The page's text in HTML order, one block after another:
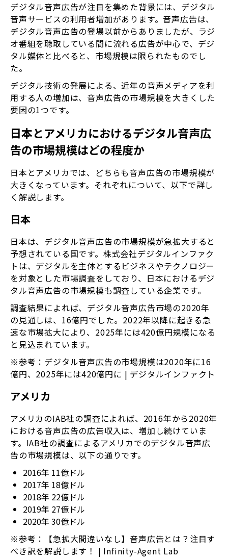
デジタル音声広告が注目を集めた背景には、デジタル
音声サービスの利用者増加があります。音声広告は、
デジタル音声広告の登場以前からありましたが、ラジ
オ番組を聴取している間に流れる広告が中心で、デジ
タル媒体と比べると、市場規模は限られたものでし
た。
デジタル技術の発展による、近年の音声メディアを利
用する人の増加は、音声広告の市場規模を大きくした
要因の1つです。
日本とアメリカにおけるデジタル音声広
告の市場規模はどの程度か
日本とアメリカでは、どちらも音声広告の市場規模が
大きくなっています。それぞれについて、以下で詳し
く解説します。
日本
日本は、デジタル音声広告の市場規模が急拡大すると
予想されている国です。株式会社デジタルインファク
トは、デジタルを主体とするビジネスやテクノロジー
を対象とした市場調査をしており、日本におけるデジ
タル音声広告の市場規模も調査している企業です。
調査結果によれば、デジタル音声広告市場の2020年
の見通しは、16億円でした。2022年以降に起きる急
速な市場拡大により、2025年には420億円規模になる
と見込まれています。
※参考：デジタル音声広告の市場規模は2020年に16
億円、2025年には420億円に | デジタルインファクト
アメリカ
アメリカのIAB社の調査によれば、2016年から2020年
における音声広告の広告収入は、増加し続けていま
す。IAB社の調査によるアメリカでのデジタル音声広
告の市場規模は、以下の通りです。
2016年 11億ドル
2017年 18億ドル
2018年 22億ドル
2019年 27億ドル
2020年 30億ドル
※参考：【急拡大間違いなし】音声広告とは？注目す
べき訳を解説します！ | Infinity-Agent Lab